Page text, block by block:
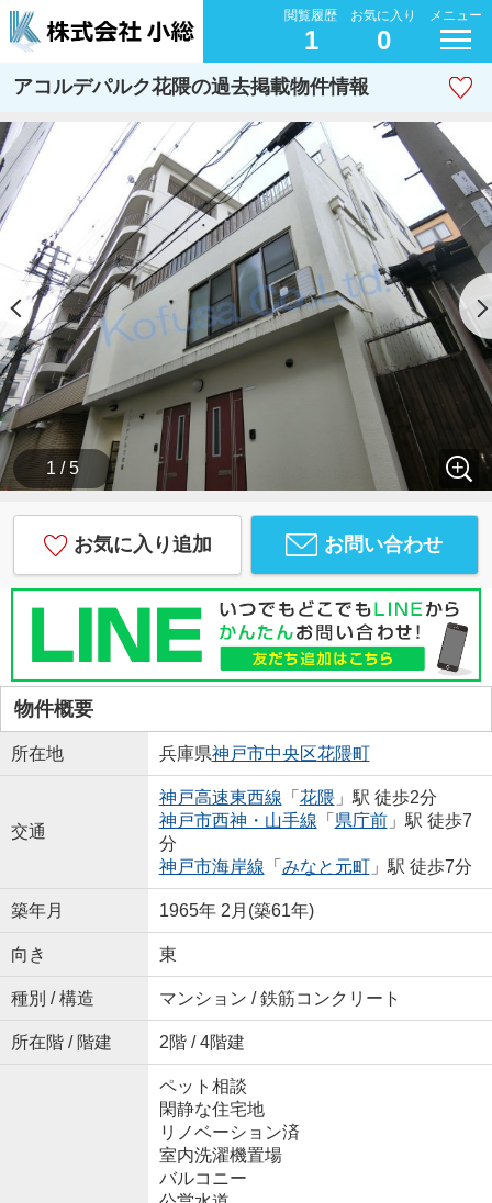
閲覧履歴
1
お気に入り
0
メニュー
アコルデパルク花隈の過去掲載物件情報
1 / 5
お気に入り追加 お問い合わせ
物件概要
所在地 兵庫県神戸市中央区花隈町
交通
神戸高速東西線 「 花隈」駅 徒歩2分
神戸市西神・山手線 「 県庁前」駅 徒歩7
分
神戸市海岸線 「 みなと元町」駅 徒歩7分
築年月 1965年 2月(築61年)
向き 東
種別 / 構造 マンション / 鉄筋コンクリート
所在階 / 階建 2階 / 4階建
ペット相談
閑静な住宅地
リノベーション済
室内洗濯機置場
バルコニー